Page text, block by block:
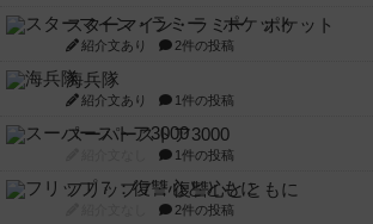
スターマイン・ラミー ポケット
紹介文あり 2件の投稿
海兵隊
紹介文あり 1件の投稿
スーパーストア3000
1件の投稿
フリップ７：復讐心とともに
2件の投稿